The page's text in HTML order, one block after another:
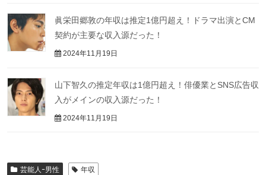
眞栄田郷敦の年収は推定1億円超え！ドラマ出演とCM
契約が主要な収入源だった！
2024年11月19日
山下智久の推定年収は1億円超え！俳優業とSNS広告収
入がメインの収入源だった！
2024年11月19日
芸能人ｰ男性 年収